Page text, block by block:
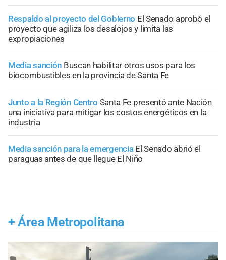
Respaldo al proyecto del Gobierno El Senado aprobó el
proyecto que agiliza los desalojos y limita las
expropiaciones
Media sanción Buscan habilitar otros usos para los
biocombustibles en la provincia de Santa Fe
Junto a la Región Centro Santa Fe presentó ante Nación
una iniciativa para mitigar los costos energéticos en la
industria
Media sanción para la emergencia El Senado abrió el
paraguas antes de que llegue El Niño
+ Área Metropolitana